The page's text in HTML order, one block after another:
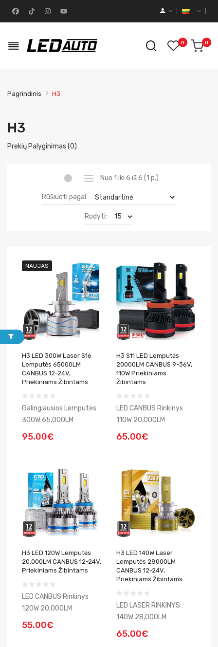
0 0
Pagrindinis H3
H3
Prekių Palyginimas (0)
Nuo 1 iki 6 iš 6 (1 p.)
Rūšiuoti pagal:
Rodyti:
NAUJAS
H3 LED 300W Laser S16
Lemputės 65000LM
CANBUS 12-24V,
Priekiniams Žibintams
Galingiausios Lemputės
300W 65,000LM
95.00€
H3 S11 LED Lemputės
20000LM CANBUS 9-36V,
110W Priekiniams
Žibintams
LED CANBUS Rinkinys
110W 20,000LM
65.00€
H3 LED 120W Lemputės
20,000LM CANBUS 12-24V,
Priekiniams Žibintams
LED CANBUS Rinkinys
120W 20,000LM
55.00€
H3 LED 140W Laser
Lemputės 28000LM
CANBUS 12-24V,
Priekiniams Žibintams
LED LASER RINKINYS
140W 28,000LM
65.00€